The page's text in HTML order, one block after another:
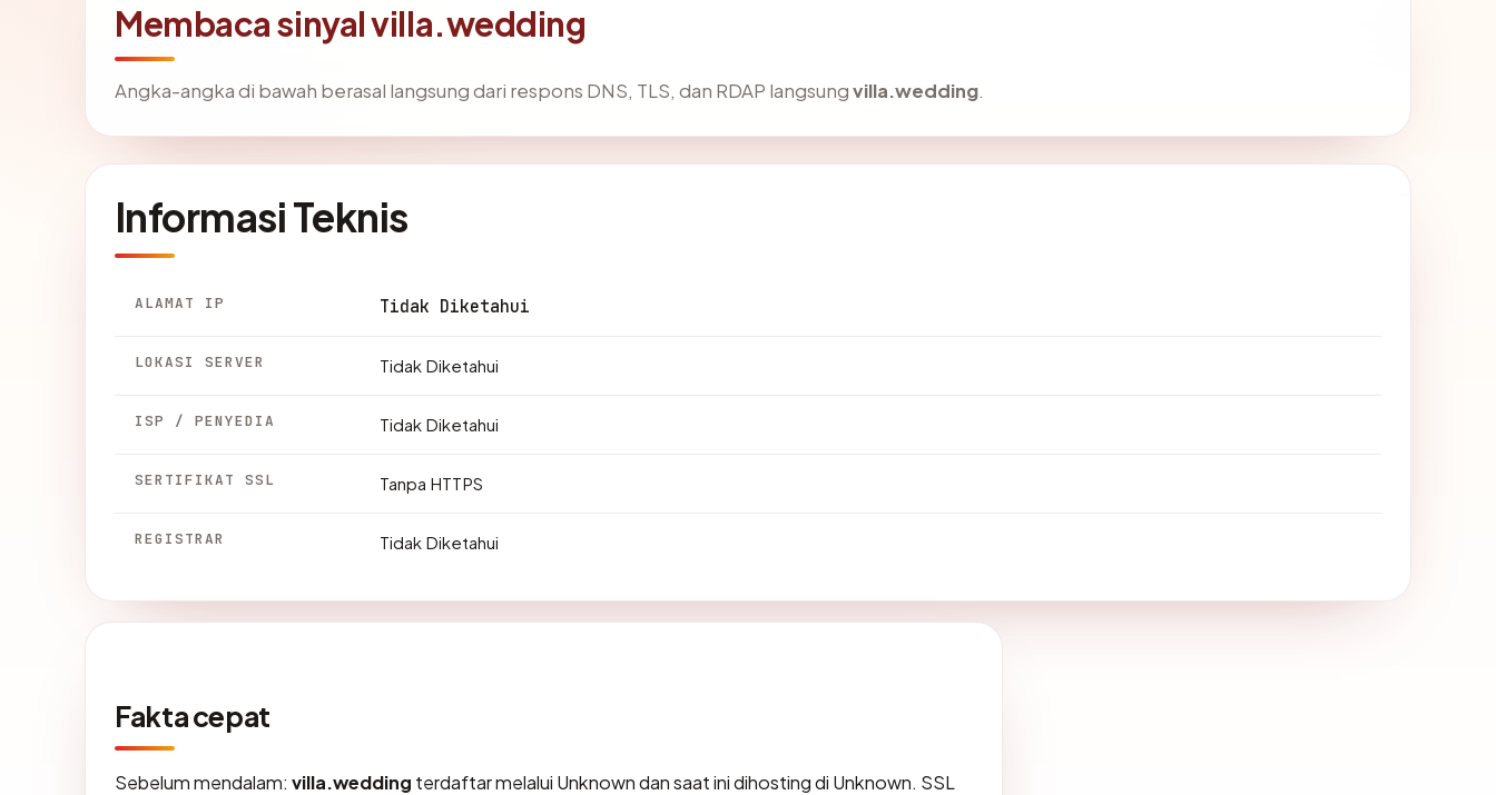
Membaca sinyal villa.wedding
Angka-angka di bawah berasal langsung dari respons DNS, TLS, dan RDAP langsungvilla.wedding.
Informasi Teknis
ALAMAT IP Tidak Diketahui
LOKASI SERVER Tidak Diketahui
ISP / PENYEDIA Tidak Diketahui
SERTIFIKAT SSL Tanpa HTTPS
REGISTRAR Tidak Diketahui
Fakta cepat
Sebelum mendalam: villa.wedding terdaftar melalui Unknown dan saat ini dihosting di Unknown. SSL